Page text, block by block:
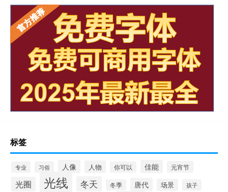
标签
专业 习俗 人像 人物 你可以 佳能 元宵节
光圈 光线 冬天 冬季 唐代 场景 孩子